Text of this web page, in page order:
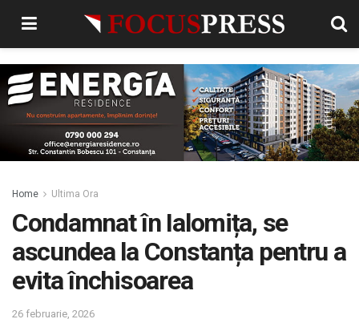
Home Ultima Ora
Condamnat în Ialomița, se
ascundea la Constanța pentru a
evita închisoarea
26 februarie, 2026